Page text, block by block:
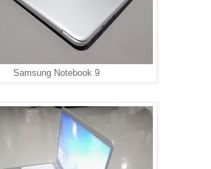
Samsung Notebook 9